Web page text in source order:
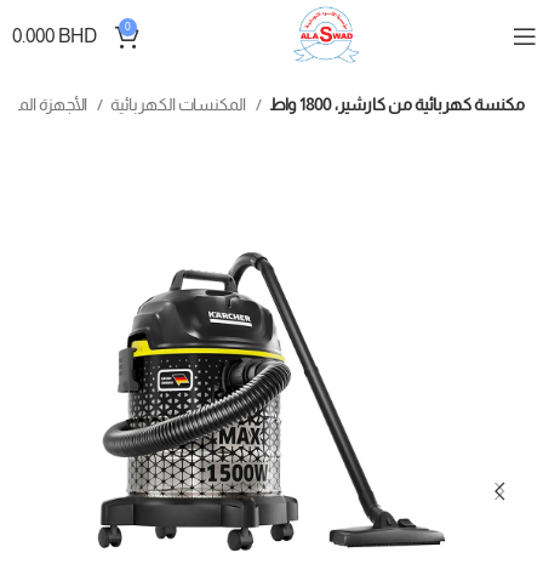
0
0.000 BHD
مكنسة كهربائية من كارشير، 1800 واط